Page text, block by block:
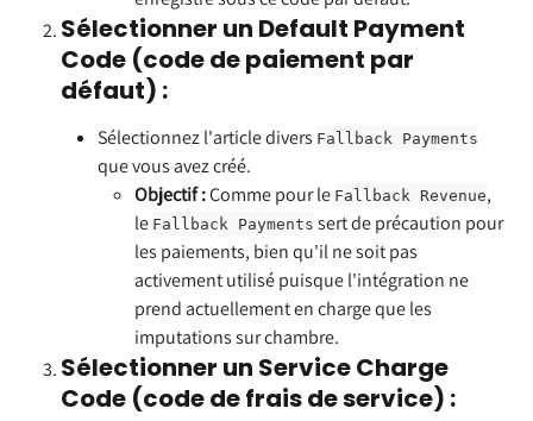
Sélectionner un Default Payment
Code (code de paiement par
défaut) :
Sélectionnez l'article divers Fallback Payments
que vous avez créé.
Objectif : Comme pour le Fallback Revenue,
le Fallback Payments sert de précaution pour
les paiements, bien qu'il ne soit pas
activement utilisé puisque l'intégration ne
prend actuellement en charge que les
imputations sur chambre.
Sélectionner un Service Charge
Code (code de frais de service) :